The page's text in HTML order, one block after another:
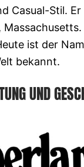
Casual-Stil. Er
ist der
bekannt.
UND